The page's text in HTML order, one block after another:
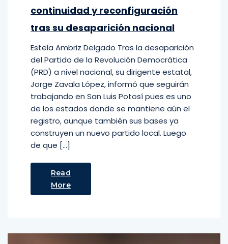
continuidad y reconfiguración
tras su desaparición nacional
Estela Ambriz Delgado Tras la desaparición
del Partido de la Revolución Democrática
(PRD) a nivel nacional, su dirigente estatal,
Jorge Zavala López, informó que seguirán
trabajando en San Luis Potosí pues es uno
de los estados donde se mantiene aún el
registro, aunque también sus bases ya
construyen un nuevo partido local. Luego
de que […]
Read
More